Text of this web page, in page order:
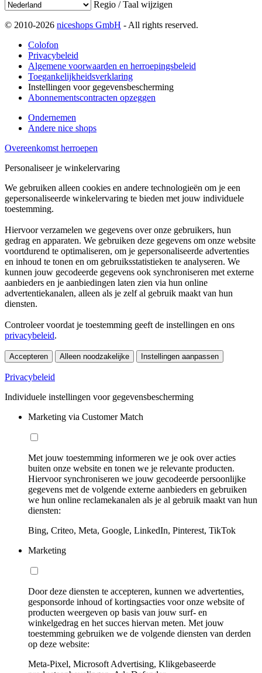
Regio / Taal wijzigen
© 2010-2026 niceshops GmbH - All rights reserved.
Colofon
Privacybeleid
Algemene voorwaarden en herroepingsbeleid
Toegankelijkheidsverklaring
Instellingen voor gegevensbescherming
Abonnementscontracten opzeggen
Ondernemen
Andere nice shops
Overeenkomst herroepen
Personaliseer je winkelervaring
We gebruiken alleen cookies en andere technologieën om je een
gepersonaliseerde winkelervaring te bieden met jouw individuele
toestemming.
Hiervoor verzamelen we gegevens over onze gebruikers, hun
gedrag en apparaten. We gebruiken deze gegevens om onze website
voortdurend te optimaliseren, om je gepersonaliseerde advertenties
en inhoud te tonen en om gebruiksstatistieken te analyseren. We
kunnen jouw gecodeerde gegevens ook synchroniseren met externe
aanbieders en je aanbiedingen laten zien via hun online
advertentiekanalen, alleen als je zelf al gebruik maakt van hun
diensten.
Controleer voordat je toestemming geeft de instellingen en ons
privacybeleid.
Accepteren Alleen noodzakelijke Instellingen aanpassen
Privacybeleid
Individuele instellingen voor gegevensbescherming
Marketing via Customer Match
Met jouw toestemming informeren we je ook over acties
buiten onze website en tonen we je relevante producten.
Hiervoor synchroniseren we jouw gecodeerde persoonlijke
gegevens met de volgende externe aanbieders en gebruiken
we hun online reclamekanalen als je al gebruik maakt van hun
diensten:
Bing, Criteo, Meta, Google, LinkedIn, Pinterest, TikTok
Marketing
Door deze diensten te accepteren, kunnen we advertenties,
gesponsorde inhoud of kortingsacties voor onze website of
producten weergeven op basis van jouw surf- en
winkelgedrag en het succes hiervan meten. Met jouw
toestemming gebruiken we de volgende diensten van derden
op deze website:
Meta-Pixel, Microsoft Advertising, Klikgebaseerde